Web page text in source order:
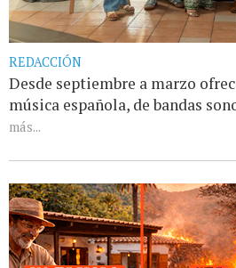
REDACCIÓN
Desde septiembre a marzo
música española, de bandas
más...